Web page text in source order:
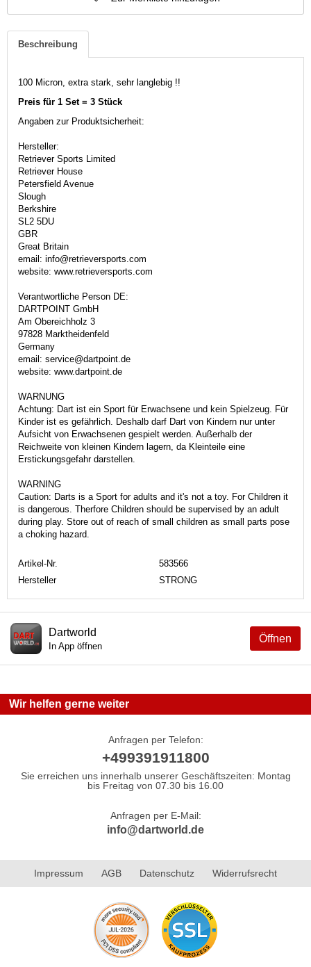
Beschreibung
100 Micron, extra stark, sehr langlebig !!
Preis für 1 Set = 3 Stück
Angaben zur Produktsicherheit:
Hersteller:
Retriever Sports Limited
Retriever House
Petersfield Avenue
Slough
Berkshire
SL2 5DU
GBR
Great Britain
email: info@retrieversports.com
website: www.retrieversports.com
Verantwortliche Person DE:
DARTPOINT GmbH
Am Obereichholz 3
97828 Marktheidenfeld
Germany
email: service@dartpoint.de
website: www.dartpoint.de
WARNUNG
Achtung: Dart ist ein Sport für Erwachsene und kein Spielzeug. Für
Kinder ist es gefährlich. Deshalb darf Dart von Kindern nur unter
Aufsicht von Erwachsenen gespielt werden. Außerhalb der
Reichweite von kleinen Kindern lagern, da Kleinteile eine
Erstickungsgefahr darstellen.
WARNING
Caution: Darts is a Sport for adults and it's not a toy. For Children it
is dangerous. Therfore Children should be supervised by an adult
during play. Store out of reach of small children as small parts pose
a choking hazard.
Artikel-Nr.
583566
Hersteller
STRONG
Öffnen
Dartworld
In App öffnen
Wir helfen gerne weiter
Anfragen per Telefon:
+499391911800
Sie erreichen uns innerhalb unserer Geschäftszeiten: Montag
bis Freitag von 07.30 bis 16.00
Anfragen per E-Mail:
info@dartworld.de
Impressum AGB Datenschutz Widerrufsrecht